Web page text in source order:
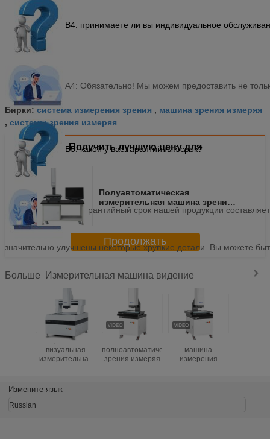
В4: принимаете ли вы индивидуальное
А4: Обязательно! Мы можем предоставить не
В5: какой у вас гарантийный срок?
A5: гарантийный срок нашей продукции
значительно улучшены некоторые хрупкие детали. Вы можете
Бирки: система измерения зрения , машина зрения измеряя
, системы зрения измеряя
Получить лучшую цену для
Полуавтоматическая
измерительная машина зрения
с автофокусом, MPG-контролем
Продолжать
Больше Измерительная машина видение
Портальная
визуальная
измерительная
Машина
полноавтоматического
зрения измеряя
оптически
машина
измерения
Измените язык
Russian